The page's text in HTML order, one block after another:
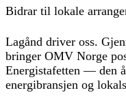
Bidrar til lokale
Lagånd driver oss.
bringer OMV Norge
Energistafetten — den
energibransjen og